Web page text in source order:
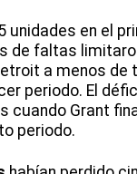
unidades en el
de faltas
a menos de
periodo. El
cuando Grant
periodo.